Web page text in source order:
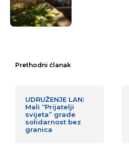
Prethodni članak
UDRUŽENJE LAN:
Mali “Prijatelji
svijeta” grade
solidarnost bez
granica